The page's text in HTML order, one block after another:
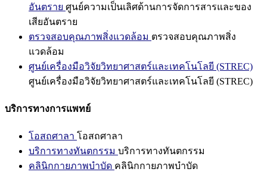
อันตราย ศูนย์ความเป็นเลิศด้านการจัดการสารและของ
เสียอันตราย
ตรวจสอบคุณภาพสิ่งแวดล้อม ตรวจสอบคุณภาพสิ่ง
แวดล้อม
ศูนย์เครื่องมือวิจัยวิทยาศาสตร์และเทคโนโลยี (STREC)
ศูนย์เครื่องมือวิจัยวิทยาศาสตร์และเทคโนโลยี (STREC)
บริการทางการแพทย์
โอสถศาลา โอสถศาลา
บริการทางทันตกรรม บริการทางทันตกรรม
คลินิกกายภาพบำบัด คลินิกกายภาพบำบัด